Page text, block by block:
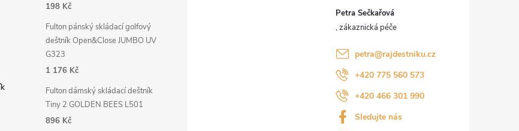
198 Kč
Fulton pánský skládací golfový
deštník Open&Close JUMBO UV
G323
1 176 Kč
Fulton dámský skládací deštník
Tiny 2 GOLDEN BEES L501
896 Kč
Petra Sečkařová
petra@rajdestniku.cz
+420 775 560 573
+420 466 301 990
Sledujte nás